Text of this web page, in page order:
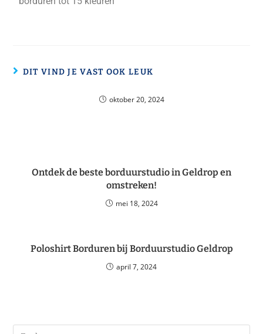
DIT VIND JE VAST OOK LEUK
oktober 20, 2024
Ontdek de beste borduurstudio in Geldrop en
omstreken!
mei 18, 2024
Poloshirt Borduren bij Borduurstudio Geldrop
april 7, 2024